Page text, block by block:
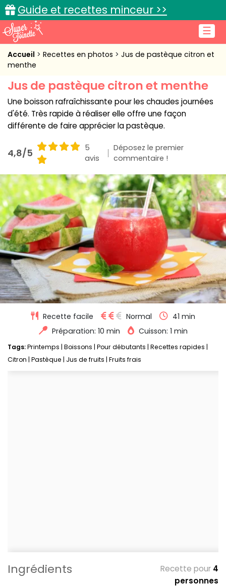
☰
Guide et recettes minceur >>
Accueil
Cuisine pratique
L'actu cuisine
Accueil Recettes en photos
Jus de pastèque citron et
menthe
Jus de pastèque citron et menthe
Une boisson rafraîchissante pour les chaudes journées
d'été. Très rapide à réaliser elle offre une façon
différente de faire apprécier la pastèque.
4,8/5
5
avis
Déposez le premier
commentaire !
Recette facile Normal
41 min
Préparation: 10 min
Cuisson: 1 min
Tags:Printemps Boissons Pour débutants Recettes rapides
Citron Pastèque Jus de fruits Fruits frais
Ingrédients Recette pour 4
personnes